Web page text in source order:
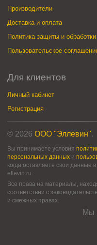
Производители
Доставка и оплата
Политика защиты и
Пользовательское
Для клиентов
Личный кабинет
Регистрация
© 2026 ООО "Эллевин".
Вы принимаете условия
персональных данных и
когда оставляете свои данные
ellevin.ru.
Все права на материалы,
соответствии с
и смежных правах.
Мы